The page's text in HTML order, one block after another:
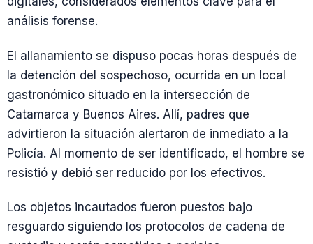
análisis forense.
El allanamiento se dispuso pocas horas después de
la detención del sospechoso, ocurrida en un local
gastronómico situado en la intersección de
Catamarca y Buenos Aires. Allí, padres que
advirtieron la situación alertaron de inmediato a la
Policía. Al momento de ser identificado, el hombre se
resistió y debió ser reducido por los efectivos.
Los objetos incautados fueron puestos bajo
resguardo siguiendo los protocolos de cadena de